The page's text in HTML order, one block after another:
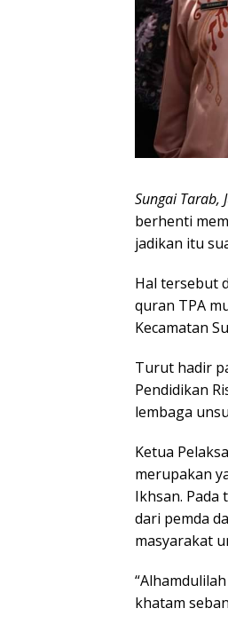
Sungai Tarab,
berhenti
jadikan itu
Hal tersebut
quran TPA
Kecamatan
Turut hadir
Pendidikan
lembaga
Ketua
merupakan
Ikhsan. Pada
dari pemda
masyarakat
khatam